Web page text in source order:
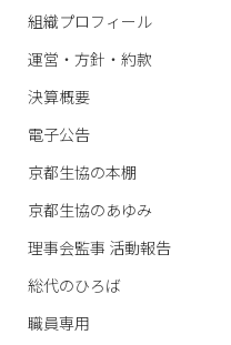
組織プロフィール
運営・方針・約款
決算概要
電子公告
京都生協の本棚
京都生協のあゆみ
理事会監事 活動報告
総代のひろば
職員専用